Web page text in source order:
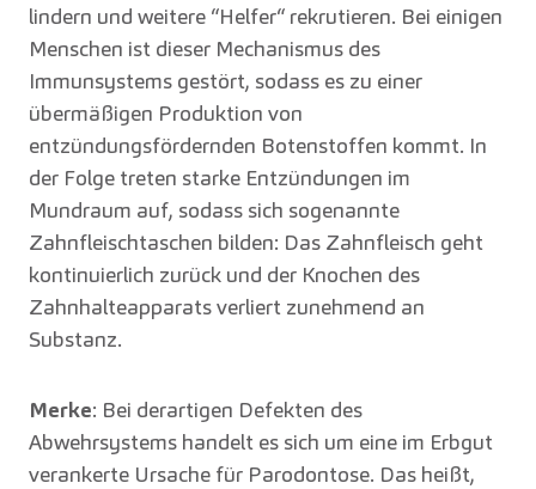
lindern und weitere “Helfer“ rekrutieren. Bei einigen
Menschen ist dieser Mechanismus des
Immunsystems gestört, sodass es zu einer
übermäßigen Produktion von
entzündungsfördernden Botenstoffen kommt. In
der Folge treten starke Entzündungen im
Mundraum auf, sodass sich sogenannte
Zahnfleischtaschen bilden: Das Zahnfleisch geht
kontinuierlich zurück und der Knochen des
Zahnhalteapparats verliert zunehmend an
Substanz.
Merke: Bei derartigen Defekten des
Abwehrsystems handelt es sich um eine im Erbgut
verankerte Ursache für Parodontose. Das heißt,